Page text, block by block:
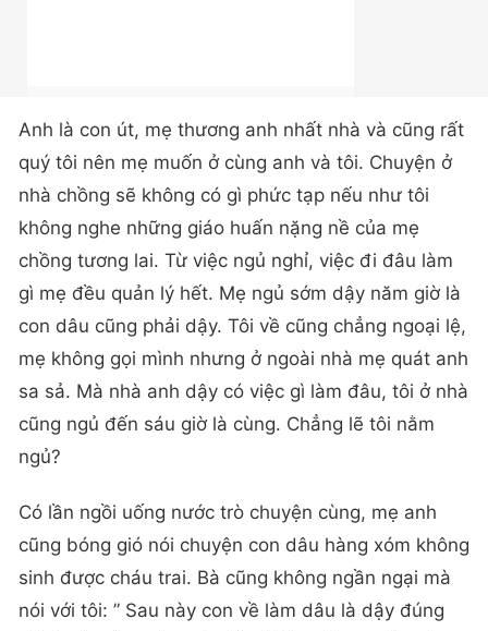
Anh là con út, mẹ thương anh nhất nhà và cũng rất
quý tôi nên mẹ muốn ở cùng anh và tôi. Chuyện ở
nhà chồng sẽ không có gì phức tạp nếu như tôi
không nghe những giáo huấn nặng nề của mẹ
chồng tương lai. Từ việc ngủ nghỉ, việc đi đâu làm
gì mẹ đều quản lý hết. Mẹ ngủ sớm dậy năm giờ là
con dâu cũng phải dậy. Tôi về cũng chẳng ngoại lệ,
mẹ không gọi mình nhưng ở ngoài nhà mẹ quát anh
sa sả. Mà nhà anh dậy có việc gì làm đâu, tôi ở nhà
cũng ngủ đến sáu giờ là cùng. Chẳng lẽ tôi nằm
ngủ?
Có lần ngồi uống nước trò chuyện cùng, mẹ anh
cũng bóng gió nói chuyện con dâu hàng xóm không
sinh được cháu trai. Bà cũng không ngần ngại mà
nói với tôi: ” Sau này con về làm dâu là dậy đúng